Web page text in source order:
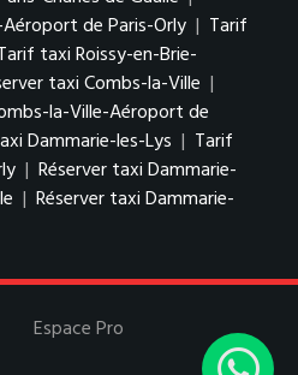
de Paris-Orly | Tarif
taxi Roissy-en-Brie-
taxi Combs-la-Ville |
la-Ville-Aéroport de
Dammarie-les-Lys | Tarif
| Réserver taxi Dammarie-
| Réserver taxi Dammarie-
Espace Pro